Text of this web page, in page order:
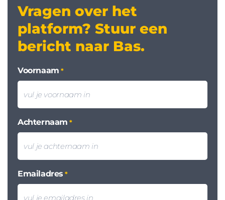
Vragen over het
platform? Stuur een
bericht naar Bas.
Voornaam *
Achternaam *
Emailadres *